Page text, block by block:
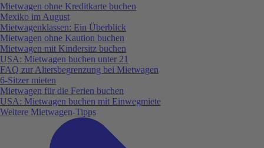
Mietwagen ohne Kreditkarte buchen
Mexiko im August
Mietwagenklassen: Ein Überblick
Mietwagen ohne Kaution buchen
Mietwagen mit Kindersitz buchen
USA: Mietwagen buchen unter 21
FAQ zur Altersbegrenzung bei Mietwagen
6-Sitzer mieten
Mietwagen für die Ferien buchen
USA: Mietwagen buchen mit Einwegmiete
Weitere Mietwagen-Tipps